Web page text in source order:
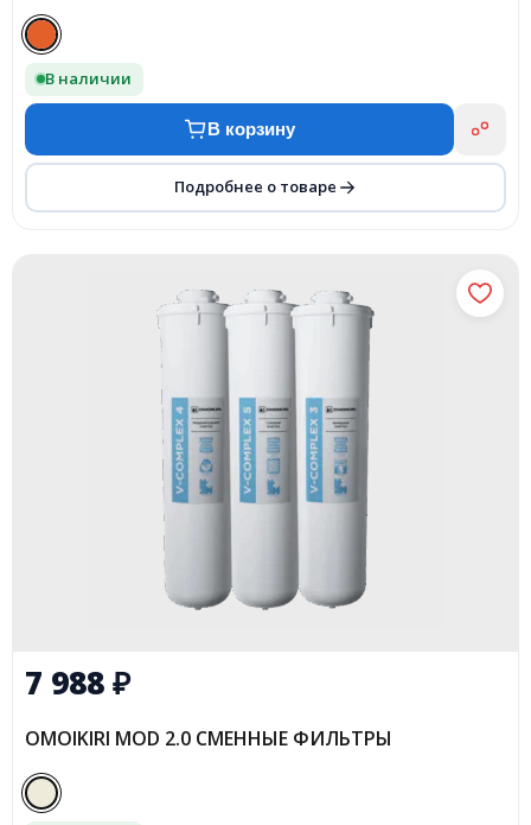
В наличии
В корзину
Подробнее о товаре
7 988₽
OMOIKIRI MOD 2.0 СМЕННЫЕ ФИЛЬТРЫ